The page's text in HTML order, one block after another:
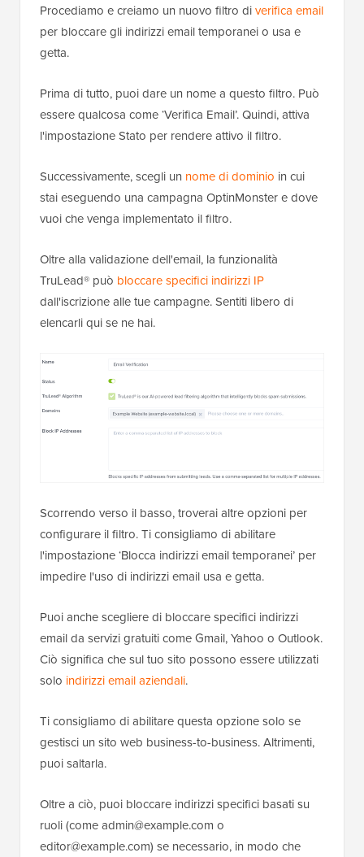
Procediamo e creiamo un nuovo filtro diverifica email
per bloccare gli indirizzi email temporanei o usa e
getta.
Prima di tutto, puoi dare un nome a questo filtro. Può
essere qualcosa come ‘Verifica Email’. Quindi, attiva
l'impostazione Stato per rendere attivo il filtro.
Successivamente, scegli un nome di dominio in cui
stai eseguendo una campagna OptinMonster e dove
vuoi che venga implementato il filtro.
Oltre alla validazione dell'email, la funzionalità
TruLead® può bloccare specifici indirizzi IP
dall'iscrizione alle tue campagne. Sentiti libero di
elencarli qui se ne hai.
Scorrendo verso il basso, troverai altre opzioni per
configurare il filtro. Ti consigliamo di abilitare
l'impostazione ‘Blocca indirizzi email temporanei’ per
impedire l'uso di indirizzi email usa e getta.
Puoi anche scegliere di bloccare specifici indirizzi
email da servizi gratuiti come Gmail, Yahoo o Outlook.
Ciò significa che sul tuo sito possono essere utilizzati
solo indirizzi email aziendali.
Ti consigliamo di abilitare questa opzione solo se
gestisci un sito web business-to-business. Altrimenti,
puoi saltarla.
Oltre a ciò, puoi bloccare indirizzi specifici basati su
ruoli (come admin@example.com o
editor@example.com) se necessario, in modo che